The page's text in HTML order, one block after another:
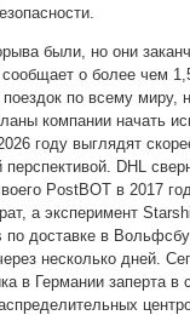
были, но они
о более чем
по всему миру,
компании начать
году выглядят
перспективой. DHL
PostBOT в 2017
а эксперимент
по доставке в
несколько дней.
в Германии заперта в